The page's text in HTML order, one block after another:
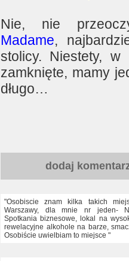
Nie, nie
Madame,
stolicy. Niestety,
zamknięte, mamy
długo…
dodaj
"Osobiscie znam kilka takich
Warszawy, dla mnie nr jeden-
Spotkania biznesowe, lokal na
rewelacyjne alkohole na barze,
Osobiście uwielbiam to miejsce "